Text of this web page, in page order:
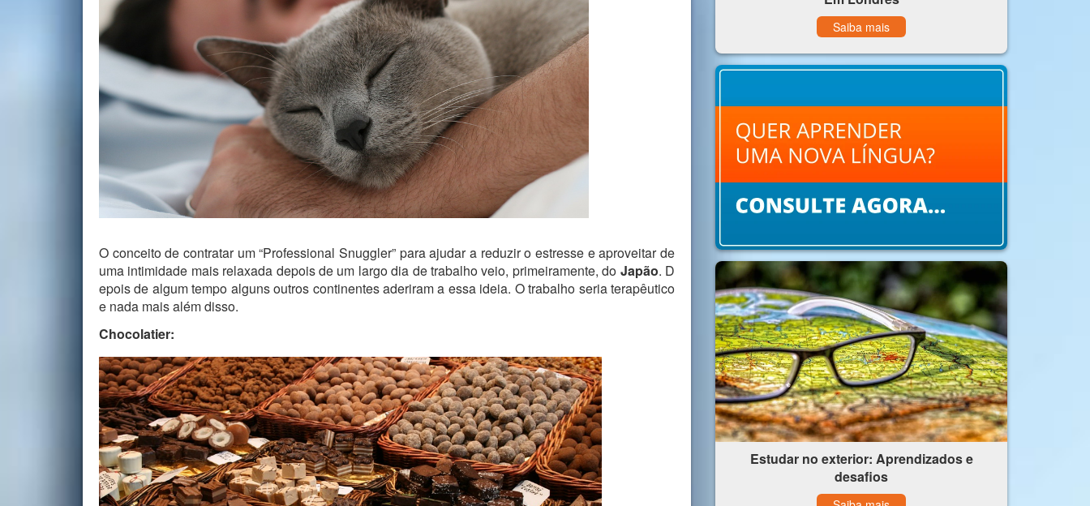
O conceito de contratar um “Professional Snuggler” para ajudar a reduzir o estresse e aproveitar de
uma intimidade mais relaxada depois de um largo dia de trabalho veio, primeiramente, do Japão. D
epois de algum tempo alguns outros continentes aderiram a essa ideia. O trabalho seria terapêutico
e nada mais além disso.
Chocolatier:
Saiba mais
Estudar no exterior: Aprendizados e
desafios